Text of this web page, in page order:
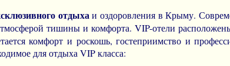
отдыхаи оздоровления в Крыму.
тишины и комфорта. VIP-отели
комфорт и роскошь, гостеприимство и
для отдыха VIP класса: